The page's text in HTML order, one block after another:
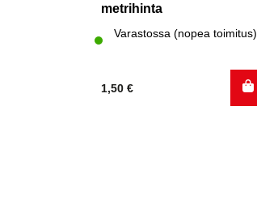
metrihinta
Varastossa (nopea toimitus)
1,50 €